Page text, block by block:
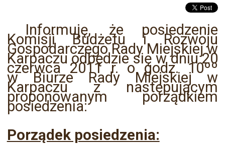
Informuję, że posiedzenie
Komisji Budżetu i Rozwoju
Gospodarczego Rady Miejskiej w
Karpaczu odbędzie się w dniu 20
czerwca 2011 r. o godz. 10ºº
w Biurze Rady Miejskiej w
Karpaczu z następującym
proponowanym porządkiem
posiedzenia:
Porządek posiedzenia: